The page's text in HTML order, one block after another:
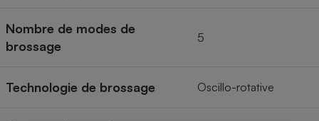
Nombre de modes de
brossage
5
Technologie de brossage Oscillo-rotative